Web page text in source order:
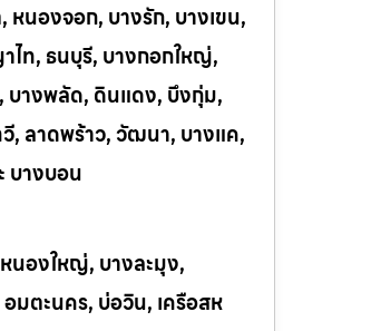
หนองจอก, บางรัก, บางเขน,
ไท, ธนบุรี, บางกอกใหญ่,
บางพลัด, ดินแดง, บึงกุ่ม,
, ลาดพร้าว, วัฒนา, บางแค,
บางบอน
นองใหญ่, บางละมุง,
มตะนคร, บ่อวิน, เครือสห